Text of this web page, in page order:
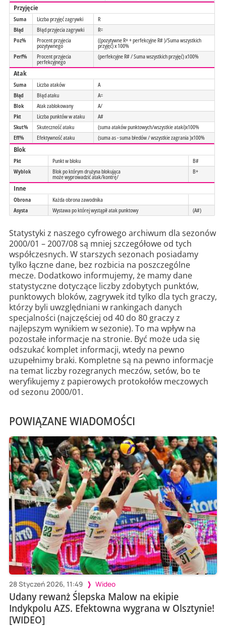
Przyjęcie
Suma Liczba przyjęć zagrywki
R
Błąd
Błąd przyjecia zagrywki
R=
Poz%
Procent przyjecia
pozytywnego
((pozytywne R+ + perfekcyjne R# )/Suma wszystkich
przyjęć) x 100%
Perf%
Procent przyjecia
perfekcyjnego
(perfekcyjne R# / Suma wszystkich przyjęć) x100%
Atak
Suma Liczba ataków
A
Błąd
Błąd ataku
A=
Blok
Atak zablokowany
A/
Pkt
Liczba punktów w ataku
A#
Skut%
Skuteczność ataku
(suma ataków punktowych/wszystkie ataki)x100%
Eff%
Efektywność ataku (suma as - suma błedów / wszystkie zagrania )x100%
Blok
Pkt Punkt w bloku
B#
Wyblok
Blok po którym drużyna blokująca
może wyprowadzić atak/kontrę/
B+
Inne
Obrona
Każda obrona zawodnika
Asysta
Wystawa po której wystąpił atak punktowy (A#)
Statystyki z naszego cyfrowego archiwum dla sezonów
2000/01 – 2007/08 są mniej szczegółowe od tych
współczesnych. W starszych sezonach posiadamy
tylko łączne dane, bez rozbicia na poszczególne
mecze. Dodatkowo informujemy, że mamy dane
statystyczne dotyczące liczby zdobytych punktów,
punktowych bloków, zagrywek itd tylko dla tych graczy,
którzy byli uwzględniani w rankingach danych
specjalności (najczęściej od 40 do 80 graczy z
najlepszym wynikiem w sezonie). To ma wpływ na
pozostałe informacje na stronie. Być może uda się
odszukać komplet informacji, wtedy na pewno
uzupełnimy braki. Kompletne są na pewno informacje
na temat liczby rozegranych meczów, setów, bo te
weryfikujemy z papierowych protokołów meczowych
od sezonu 2000/01.
POWIĄZANE WIADOMOŚCI
28 Styczeń 2026, 11:49 Wideo
Udany rewanż Ślepska Malow na ekipie
Indykpolu AZS. Efektowna wygrana w Olsztynie!
[WIDEO]